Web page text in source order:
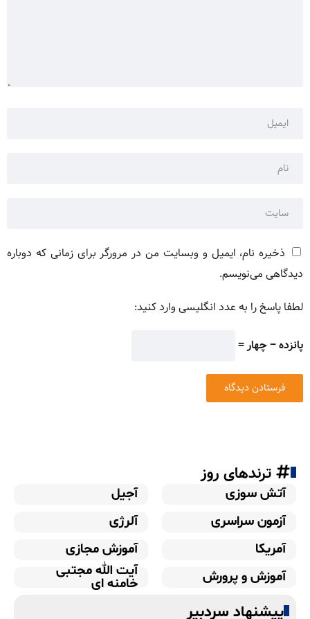
ذخیره نام، ایمیل و وبسایت من در مرورگر برای زمانی که دوباره
دیدگاهی می‌نویسم.
لطفا پاسخ را به عدد انگلیسی وارد کنید:
پانزده − چهار =
ترندهای روز
آتش سوزی
آجیل
آزمون سراسری
آلرژی
آمریکا
آموزش مجازی
آموزش و پرورش
آیت الله مجتبی
خامنه ای
پیشنهاد سردبیر